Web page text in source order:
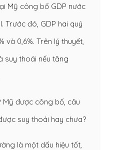
Mỹ công bố GDP nước
Trước đó, GDP hai quý
và 0,6%. Trên lý thuyết,
suy thoái nếu tăng
Mỹ được công bố, câu
suy thoái hay chưa?
là một dấu hiệu tốt,